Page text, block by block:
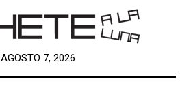
AGOSTO 7, 2026